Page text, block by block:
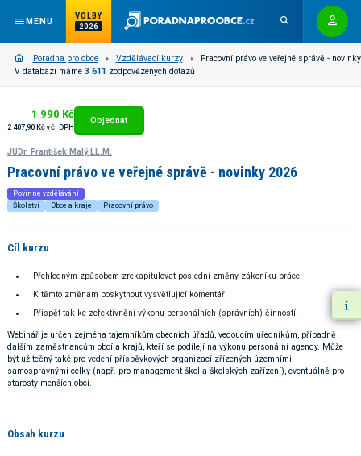
MENU
VOLBY
2026
Poradna pro obce Vzdělávací kurzy
Pracovní právo ve veřejné správě -
V databázi máme 3 611 zodpovězených dotazů
JUDr. František Malý LL.M.
Pracovní právo ve veřejné správě - novinky 2026
Povinné vzdělávání
Školství
Obce a kraje Pracovní právo
1 990 Kč
2 407,90 Kč vč. DPH
Objednat
Cíl kurzu
Přehledným způsobem zrekapitulovat poslední změny zákoníku práce.
K těmto změnám poskytnout vysvětlující komentář.
Přispět tak ke zefektivnění výkonu personálních (správních) činností.
Webinář je určen zejména tajemníkům obecních úřadů, vedoucím úředníkům, případně
dalším zaměstnancům obcí a krajů, kteří se podílejí na výkonu personální agendy. Může
být užitečný také pro vedení příspěvkových organizací zřízených územními
samosprávnými celky (např. pro management škol a školských zařízení), eventuálně pro
starosty menších obcí.
Obsah kurzu